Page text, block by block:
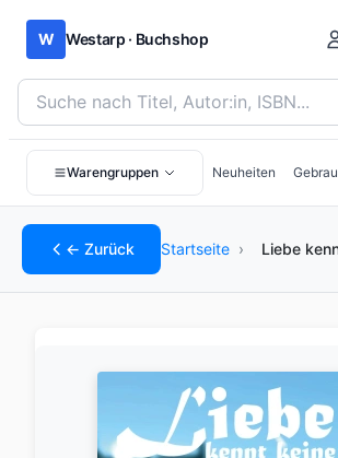
W Westarp · Buchshop
Bücher suchen nach Titel, Autor:in oder ISBN
Warengruppen Neuheiten
← Zurück Startseite › Liebe